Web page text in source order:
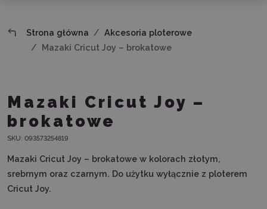
Strona główna
Akcesoria ploterowe
Mazaki Cricut Joy – brokatowe
Mazaki Cricut Joy –
brokatowe
SKU: 093573254819
Mazaki Cricut Joy – brokatowe w kolorach złotym,
srebrnym oraz czarnym. Do użytku wyłącznie z ploterem
Cricut Joy.